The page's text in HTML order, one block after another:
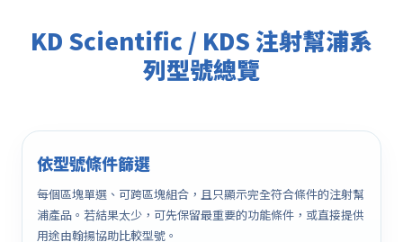
KD Scientific / KDS 注射幫浦系
列型號總覽
依型號條件篩選
每個區塊單選、可跨區塊組合，且只顯示完全符合條件的注射幫
浦產品。若結果太少，可先保留最重要的功能條件，或直接提供
用途由翰揚協助比較型號。